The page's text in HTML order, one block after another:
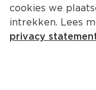
Chio Chilli
Per Zak 150 g
cookies we
intrekken. Lees
privacy